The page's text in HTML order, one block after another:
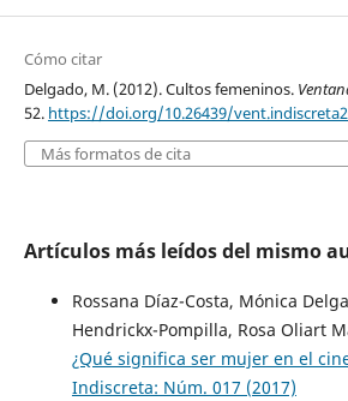
Cómo citar
Delgado, M. (2012). Cultos femeninos.
52. https://doi.org/10.26439/
Más formatos de cita
Artículos más leídos del mismo
Rossana Díaz-Costa, Mónica
Hendrickx-Pompilla, Rosa Oliart
¿Qué significa ser mujer en el
Indiscreta: Núm. 017 (2017)